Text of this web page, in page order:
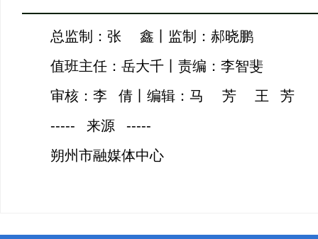
总监制：张 鑫丨监制：郝晓鹏
值班主任：岳大千丨 责编：李智斐
审核：李 倩丨编辑：马 芳 王 芳
----- 来源 -----
朔州市融媒体中心